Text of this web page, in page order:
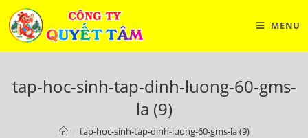
Skip
content
MENU
tap-hoc-sinh-tap-dinh-luong-60-gms-
la (9)
tap-hoc-sinh-tap-dinh-luong-60-gms-la (9)